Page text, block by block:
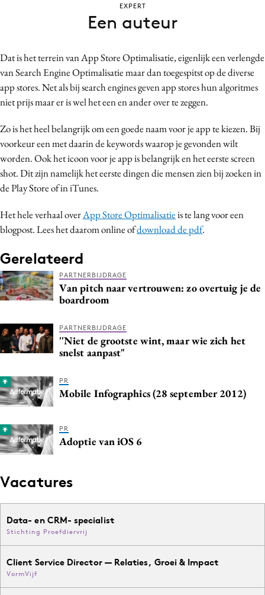
Contentmarketing
Customer Experience
Design
Digital transformation
Diversiteit
Effectiviteit
Influencer marketing
Martech
Media
Merkstrategie
Programmatic
Purpose Marketing
Dat is het terrein van App Store Optimalisatie, eigenlijk een verlengde
van Search Engine Optimalisatie maar dan toegespitst op de diverse
app stores. Net als bij search engines geven app stores hun algoritmes
niet prijs maar er is wel het een en ander over te zeggen.
Zo is het heel belangrijk om een goede naam voor je app te kiezen. Bij
voorkeur een met daarin de keywords waarop je gevonden wilt
worden. Ook het icoon voor je app is belangrijk en het eerste screen
shot. Dit zijn namelijk het eerste dingen die mensen zien bij zoeken in
de Play Store of in iTunes.
Het hele verhaal overApp Store Optimalisatieis te lang voor een
blogpost. Lees het daarom online ofdownload de pdf.
Gerelateerd
PARTNERBIJDRAGE
Van pitch naar vertrouwen: zo overtuig je de
boardroom
PARTNERBIJDRAGE
''Niet de grootste wint, maar wie zich het
snelst aanpast"
PR
Mobile Infographics (28 september 2012)
PR
Adoptie van iOS 6
Vacatures
Data- en CRM- specialist
Stichting Proefdiervrij
Client Service Director — Relaties, Groei & Impact
VormVijf
EXPERT
Een auteur